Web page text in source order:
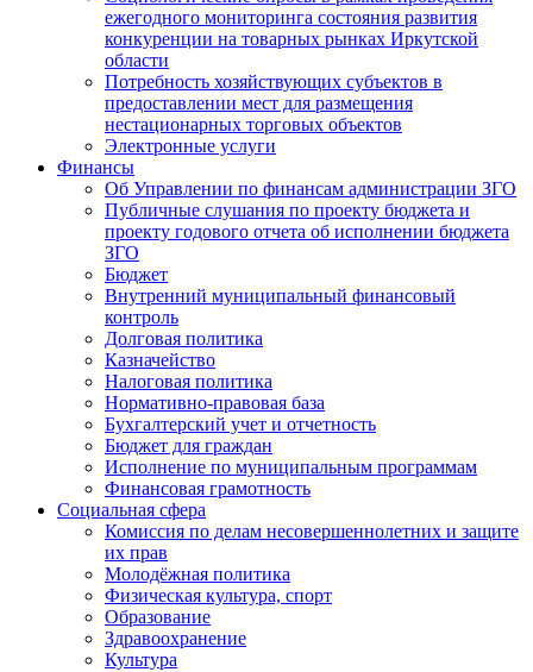
ежегодного мониторинга состояния развития
конкуренции на товарных рынках Иркутской
области
Потребность хозяйствующих субъектов в
предоставлении мест для размещения
нестационарных торговых объектов
Электронные услуги
Финансы
Об Управлении по финансам администрации ЗГО
Публичные слушания по проекту бюджета и
проекту годового отчета об исполнении бюджета
ЗГО
Бюджет
Внутренний муниципальный финансовый
контроль
Долговая политика
Казначейство
Налоговая политика
Нормативно-правовая база
Бухгалтерский учет и отчетность
Бюджет для граждан
Исполнение по муниципальным программам
Финансовая грамотность
Социальная сфера
Комиссия по делам несовершеннолетних и защите
их прав
Молодёжная политика
Физическая культура, спорт
Образование
Здравоохранение
Культура